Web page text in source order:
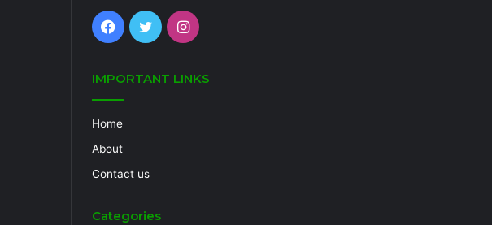
Facebook
TwitterInstagram
IMPORTANT LINKS
Home
About
Contact us
Categories